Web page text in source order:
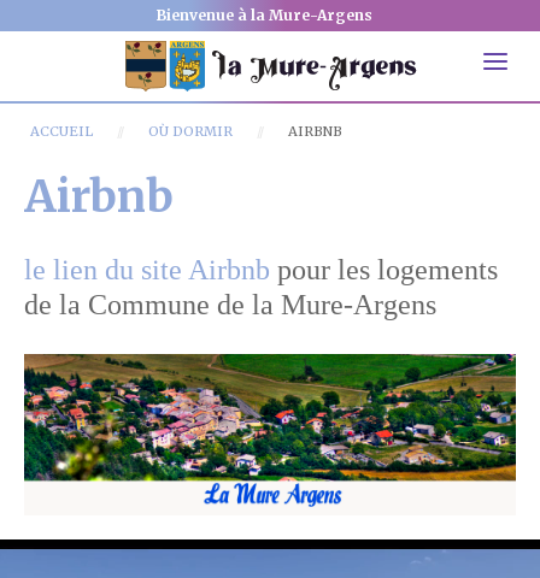
Bienvenue à la Mure-Argens
ACCUEIL OÙ DORMIR AIRBNB
Airbnb
le lien du site Airbnb pour les logements
de la Commune de la Mure-Argens